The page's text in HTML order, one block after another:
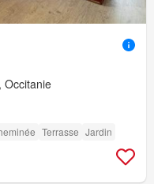
Occitanie
Terrasse Jardin